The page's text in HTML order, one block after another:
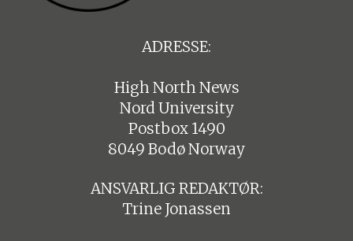
ADRESSE:
High North News
Nord University
Postbox 1490
8049 Bodø Norway
ANSVARLIG REDAKTØR:
Trine Jonassen